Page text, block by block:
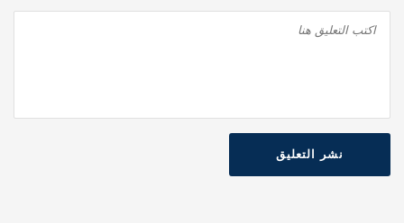
نشر التعليق